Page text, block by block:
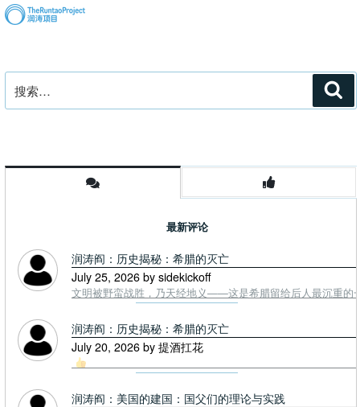
索：
最新评论
润涛阎：历史揭秘：希腊的灭亡
July 25, 2026 by sidekickoff
文明被野蛮战胜，乃天经地义——这是希腊留给后人最沉重的
润涛阎：历史揭秘：希腊的灭亡
July 20, 2026 by 提酒扛花
润涛阎：美国的建国：国父们的理论与实践